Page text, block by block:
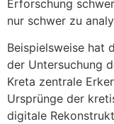
Erforschung
nur schwer zu
Beispielsweise hat
der Untersuchung
Kreta zentrale
Ursprünge der
digitale